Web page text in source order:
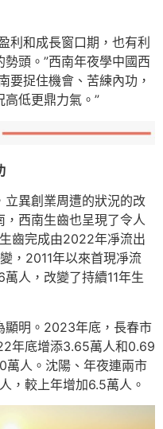
利和成長窗口期，也有利
頭。”西南年夜學中國西
要捉住機會、苦練內功，
低更鼎力氣。”
立異創業周遭的狀況的改
西南生齒也呈現了令人
齒完成由2022年凈流出
，2011年以來首現凈流
人，改變了持續11年生
顯明。2023年底，長春市
年底增添3.65萬人和0.69
萬人。沈陽、年夜連兩市
，較上年增加6.5萬人。